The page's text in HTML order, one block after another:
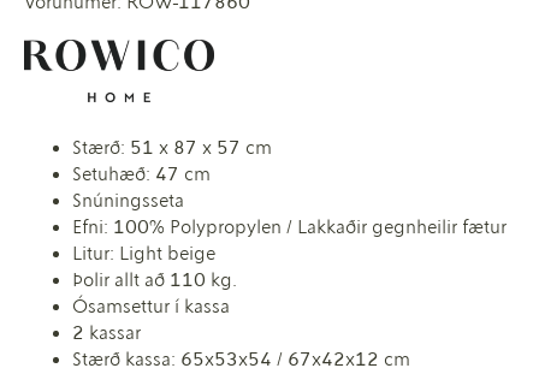
Stærð: 51 x 87 x 57 cm
Setuhæð: 47 cm
Snúningsseta
Efni: 100% Polypropylen / Lakkaðir gegnheilir fætur
Litur: Light beige
Þolir allt að 110 kg.
Ósamsettur í kassa
2 kassar
Stærð kassa: 65x53x54 / 67x42x12 cm